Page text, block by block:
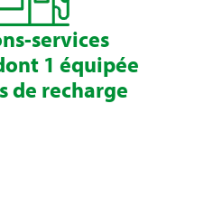
services
1 équipée
de recharge